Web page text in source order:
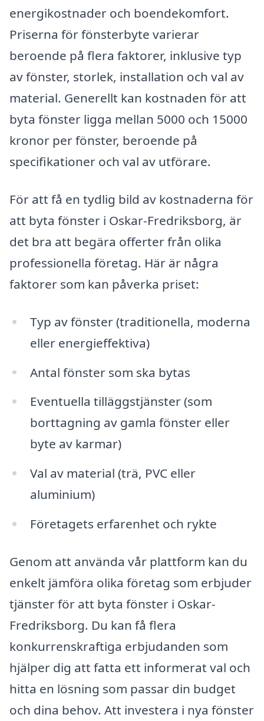
energikostnader och boendekomfort.
Priserna för fönsterbyte varierar
beroende på flera faktorer, inklusive typ
av fönster, storlek, installation och val av
material. Generellt kan kostnaden för att
byta fönster ligga mellan 5000 och 15000
kronor per fönster, beroende på
specifikationer och val av utförare.
För att få en tydlig bild av kostnaderna för
att byta fönster i Oskar-Fredriksborg, är
det bra att begära offerter från olika
professionella företag. Här är några
faktorer som kan påverka priset:
Typ av fönster (traditionella, moderna
eller energieffektiva)
Antal fönster som ska bytas
Eventuella tilläggstjänster (som
borttagning av gamla fönster eller
byte av karmar)
Val av material (trä, PVC eller
aluminium)
Företagets erfarenhet och rykte
Genom att använda vår plattform kan du
enkelt jämföra olika företag som erbjuder
tjänster för att byta fönster i Oskar-
Fredriksborg. Du kan få flera
konkurrenskraftiga erbjudanden som
hjälper dig att fatta ett informerat val och
hitta en lösning som passar din budget
och dina behov. Att investera i nya fönster